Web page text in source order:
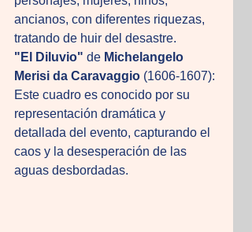
ancianos, con diferentes riquezas,
tratando de huir del desastre.
"El Diluvio" de Michelangelo
Merisi da Caravaggio (1606-1607):
Este cuadro es conocido por su
representación dramática y
detallada del evento, capturando el
caos y la desesperación de las
aguas desbordadas.